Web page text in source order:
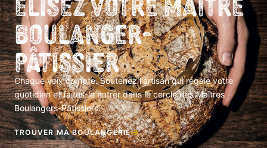
Boulanger-
Pâtissier
Chaque voix compte. Soutenez l'artisan qui régale votre
quotidien et faites-le entrer dans le cercle des Maîtres
Boulangers-Pâtissiers.
TROUVER MA BOULANGERIE